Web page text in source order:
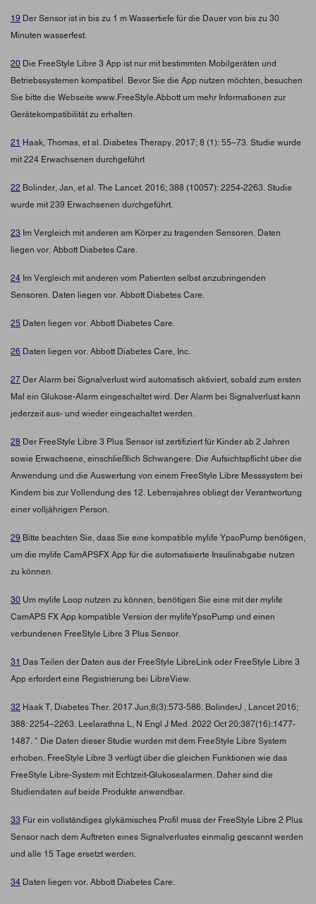
19 Der Sensor ist in bis zu 1 m Wassertiefe für die Dauer von bis zu 30
Minuten wasserfest.
20 Die FreeStyle Libre 3 App ist nur mit bestimmten Mobilgeräten und
Betriebssystemen kompatibel. Bevor Sie die App nutzen möchten, besuchen
Sie bitte die Webseite www.FreeStyle.Abbott um mehr Informationen zur
Gerätekompatibilität zu erhalten.
21 Haak, Thomas, et al. Diabetes Therapy. 2017; 8 (1): 55–73. Studie wurde
mit 224 Erwachsenen durchgeführt
22 Bolinder, Jan, et al. The Lancet. 2016; 388 (10057): 2254-2263. Studie
wurde mit 239 Erwachsenen durchgeführt.
23 Im Vergleich mit anderen am Körper zu tragenden Sensoren. Daten
liegen vor. Abbott Diabetes Care.
24 Im Vergleich mit anderen vom Patienten selbst anzubringenden
Sensoren. Daten liegen vor. Abbott Diabetes Care.
25 Daten liegen vor. Abbott Diabetes Care.
26 Daten liegen vor. Abbott Diabetes Care, Inc.
27 Der Alarm bei Signalverlust wird automatisch aktiviert, sobald zum ersten
Mal ein Glukose-Alarm eingeschaltet wird. Der Alarm bei Signalverlust kann
jederzeit aus- und wieder eingeschaltet werden.
28 Der FreeStyle Libre 3 Plus Sensor ist zertifiziert für Kinder ab 2 Jahren
sowie Erwachsene, einschließlich Schwangere. Die Aufsichtspflicht über die
Anwendung und die Auswertung von einem FreeStyle Libre Messsystem bei
Kindern bis zur Vollendung des 12. Lebensjahres obliegt der Verantwortung
einer volljährigen Person.
29 Bitte beachten Sie, dass Sie eine kompatible mylife YpsoPump benötigen,
um die mylife CamAPSFX App für die automatisierte Insulinabgabe nutzen
zu können.
30 Um mylife Loop nutzen zu können, benötigen Sie eine mit der mylife
CamAPS FX App kompatible Version der mylifeYpsoPump und einen
verbundenen FreeStyle Libre 3 Plus Sensor.
31 Das Teilen der Daten aus der FreeStyle LibreLink oder FreeStyle Libre 3
App erfordert eine Registrierung bei LibreView.
32 Haak T, Diabetes Ther. 2017 Jun;8(3):573-586. BolinderJ , Lancet 2016;
388: 2254–2263. Leelarathna L, N Engl J Med. 2022 Oct 20;387(16):1477-
1487. * Die Daten dieser Studie wurden mit dem FreeStyle Libre System
erhoben. FreeStyle Libre 3 verfügt über die gleichen Funktionen wie das
FreeStyle Libre-System mit Echtzeit-Glukosealarmen. Daher sind die
Studiendaten auf beide Produkte anwendbar.
33 Für ein vollständiges glykämisches Profil muss der FreeStyle Libre 2 Plus
Sensor nach dem Auftreten eines Signalverlustes einmalig gescannt werden
und alle 15 Tage ersetzt werden.
34 Daten liegen vor. Abbott Diabetes Care.